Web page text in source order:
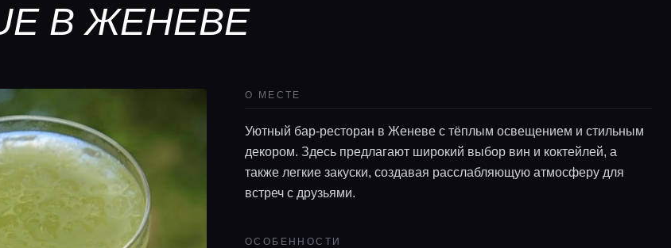
В ЖЕНЕВЕ
О МЕСТЕ
Уютный бар-ресторан в Женеве с тёплым освещением и стильным
декором. Здесь предлагают широкий выбор вин и коктейлей, а
также легкие закуски, создавая расслабляющую атмосферу для
встреч с друзьями.
ОСОБЕННОСТИ